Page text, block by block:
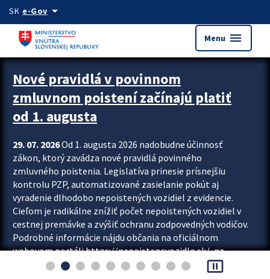
Preskocit na hlavný obsah
SK e-Govarrow_drop_down
Menu menu
Zastavit automatický posun upútavok
Nové pravidlá v povinnom
zmluvnom poistení začínajú platiť
od 1. augusta
29. 07. 2026Od 1. augusta 2026 nadobudne účinnosť
zákon, ktorý zavádza nové pravidlá povinného
zmluvného poistenia. Legislatíva prinesie prísnejšiu
kontrolu PZP, automatizované zasielanie pokút aj
vyradenie dlhodobo nepoistených vozidiel z evidencie.
Cieľom je radikálne znížiť počet nepoistených vozidiel v
cestnej premávke a zvýšiť ochranu zodpovedných vodičov.
Podrobné informácie nájdu občania na oficiálnom
webovom portáli https://nepoistenevozidlo.sk/, na
ktorom od augusta pribudne aj možnosť overiť si...
pause_presentation